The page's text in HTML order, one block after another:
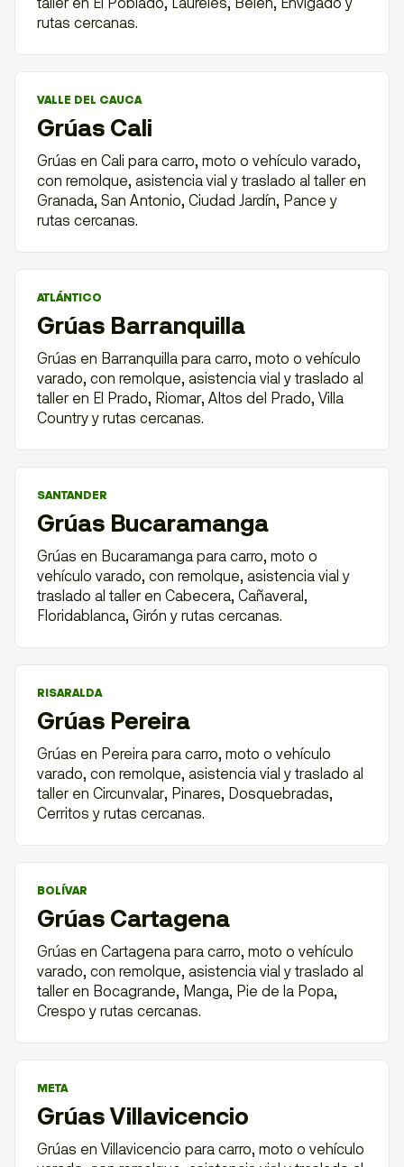
rutas cercanas.
VALLE DEL CAUCA
Grúas Cali
Grúas en Cali para carro, moto o vehículo varado,
con remolque, asistencia vial y traslado al taller en
Granada, San Antonio, Ciudad Jardín, Pance y
rutas cercanas.
ATLÁNTICO
Grúas Barranquilla
Grúas en Barranquilla para carro, moto o vehículo
varado, con remolque, asistencia vial y traslado al
taller en El Prado, Riomar, Altos del Prado, Villa
Country y rutas cercanas.
SANTANDER
Grúas Bucaramanga
Grúas en Bucaramanga para carro, moto o
vehículo varado, con remolque, asistencia vial y
traslado al taller en Cabecera, Cañaveral,
Floridablanca, Girón y rutas cercanas.
RISARALDA
Grúas Pereira
Grúas en Pereira para carro, moto o vehículo
varado, con remolque, asistencia vial y traslado al
taller en Circunvalar, Pinares, Dosquebradas,
Cerritos y rutas cercanas.
BOLÍVAR
Grúas Cartagena
Grúas en Cartagena para carro, moto o vehículo
varado, con remolque, asistencia vial y traslado al
taller en Bocagrande, Manga, Pie de la Popa,
Crespo y rutas cercanas.
META
Grúas Villavicencio
Grúas en Villavicencio para carro, moto o vehículo